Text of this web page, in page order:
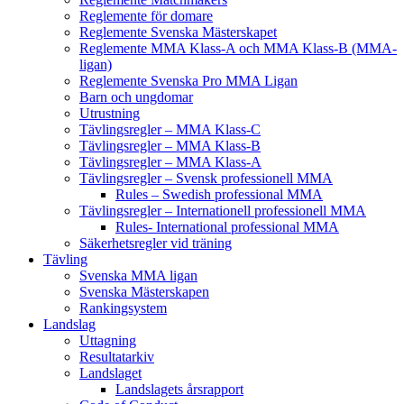
Reglemente för domare
Reglemente Svenska Mästerskapet
Reglemente MMA Klass-A och MMA Klass-B (MMA-
ligan)
Reglemente Svenska Pro MMA Ligan
Barn och ungdomar
Utrustning
Tävlingsregler – MMA Klass-C
Tävlingsregler – MMA Klass-B
Tävlingsregler – MMA Klass-A
Tävlingsregler – Svensk professionell MMA
Rules – Swedish professional MMA
Tävlingsregler – Internationell professionell MMA
Rules- International professional MMA
Säkerhetsregler vid träning
Tävling
Svenska MMA ligan
Svenska Mästerskapen
Rankingsystem
Landslag
Uttagning
Resultatarkiv
Landslaget
Landslagets årsrapport